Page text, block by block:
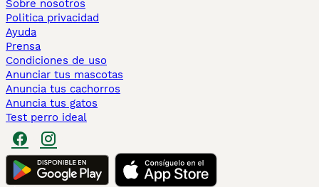
Sobre nosotros
Politica privacidad
Ayuda
Prensa
Condiciones de uso
Anunciar tus mascotas
Anuncia tus cachorros
Anuncia tus gatos
Test perro ideal